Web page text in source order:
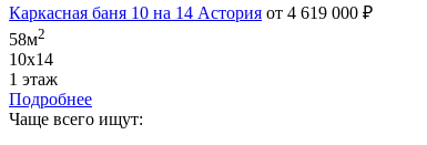
Каркасная баня 10 на 14 Астория от 4 619 000 ₽
58м2
10х14
1 этаж
Подробнее
Чаще всего ищут: